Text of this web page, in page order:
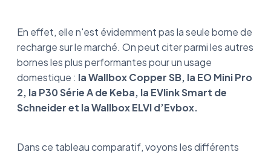
En effet, elle n'est évidemment pas la seule borne de
recharge sur le marché. On peut citer parmi les autres
bornes les plus performantes pour un usage
domestique : la Wallbox Copper SB, la EO Mini Pro
2, la P30 Série A de Keba, la EVlink Smart de
Schneider et la Wallbox ELVI d’Evbox.
Dans ce tableau comparatif, voyons les différents